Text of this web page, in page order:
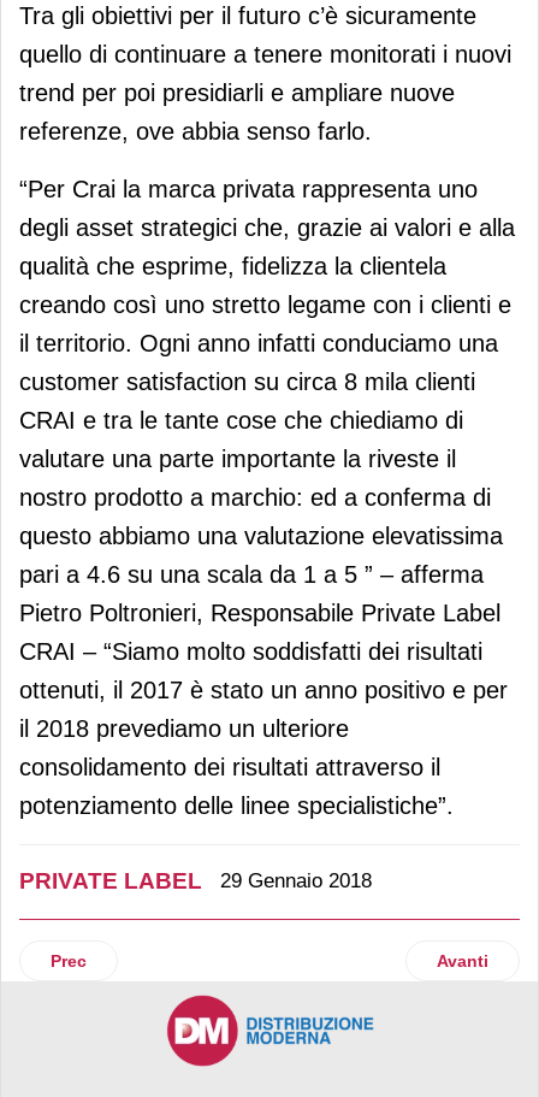
Tra gli obiettivi per il futuro c’è sicuramente
quello di continuare a tenere monitorati i nuovi
trend per poi presidiarli e ampliare nuove
referenze, ove abbia senso farlo.
“Per Crai la marca privata rappresenta uno
degli asset strategici che, grazie ai valori e alla
qualità che esprime, fidelizza la clientela
creando così uno stretto legame con i clienti e
il territorio. Ogni anno infatti conduciamo una
customer satisfaction su circa 8 mila clienti
CRAI e tra le tante cose che chiediamo di
valutare una parte importante la riveste il
nostro prodotto a marchio: ed a conferma di
questo abbiamo una valutazione elevatissima
pari a 4.6 su una scala da 1 a 5 ” – afferma
Pietro Poltronieri, Responsabile Private Label
CRAI – “Siamo molto soddisfatti dei risultati
ottenuti, il 2017 è stato un anno positivo e per
il 2018 prevediamo un ulteriore
consolidamento dei risultati attraverso il
potenziamento delle linee specialistiche”.
PRIVATE LABEL 29 Gennaio 2018
Articolo precedente: Penny Market rilancia la propria linea
Prec Articolo
Avanti